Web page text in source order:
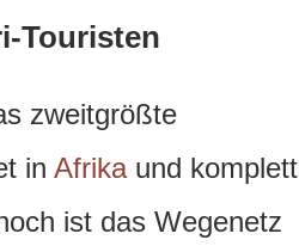
Touristen
zweitgrößte
in Afrikaund komplett
ist das Wegenetz